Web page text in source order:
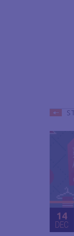
14
DEC